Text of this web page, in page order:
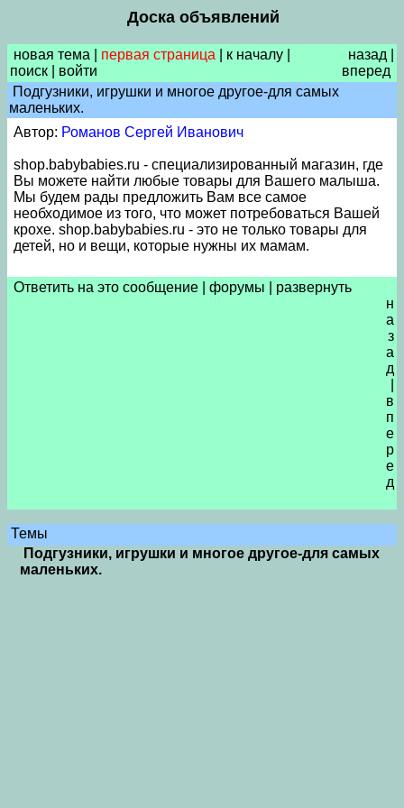
Доска объявлений
новая тема первая страница к началу
поиск
войти
назад
вперед
Подгузники, игрушки и многое другое-для самых
маленьких.
Автор: Романов Сергей Иванович
shop.babybabies.ru - специализированный магазин, где
Вы можете найти любые товары для Вашего малыша.
Мы будем рады предложить Вам все самое
необходимое из того, что может потребоваться Вашей
крохе. shop.babybabies.ru - это не только товары для
детей, но и вещи, которые нужны их мамам.
Ответить на это сообщение форумы
развернуть
н
а
з
а
д
в
п
е
р
е
д
Темы
Подгузники, игрушки и многое другое-для самых
маленьких.